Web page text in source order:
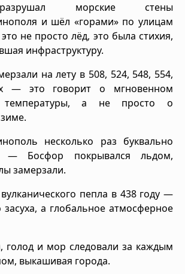
морские стены
и шёл «горами» по улицам
не просто лёд, это была стихия,
инфраструктуру.
на лету в 508, 524, 548, 554,
— это говорит о мгновенном
температуры, а не просто о
несколько раз буквально
— Босфор покрывался льдом,
замерзали.
пепла в 438 году —
засуха, а глобальное атмосферное
голод и мор следовали за каждым
выкашивая города.